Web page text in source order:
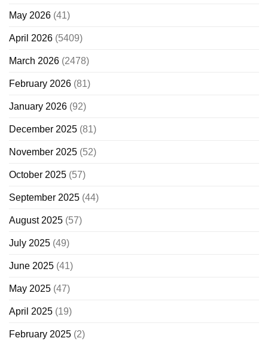
May 2026 (41)
April 2026 (5409)
March 2026 (2478)
February 2026 (81)
January 2026 (92)
December 2025 (81)
November 2025 (52)
October 2025 (57)
September 2025 (44)
August 2025 (57)
July 2025 (49)
June 2025 (41)
May 2025 (47)
April 2025 (19)
February 2025 (2)